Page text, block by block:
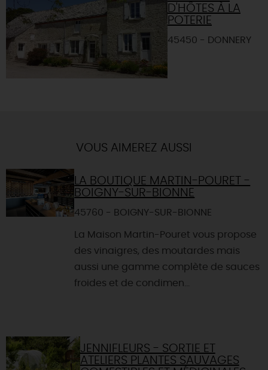
D'HÔTES À LA
POTERIE
45450 - DONNERY
VOUS AIMEREZ AUSSI
LA BOUTIQUE MARTIN-POURET -
BOIGNY-SUR-BIONNE
45760 - BOIGNY-SUR-BIONNE
La Maison Martin-Pouret vous propose
des vinaigres, des moutardes mais
aussi une gamme complète de sauces
froides et de condimen...
JENNIFLEURS - SORTIE ET
ATELIERS PLANTES SAUVAGES